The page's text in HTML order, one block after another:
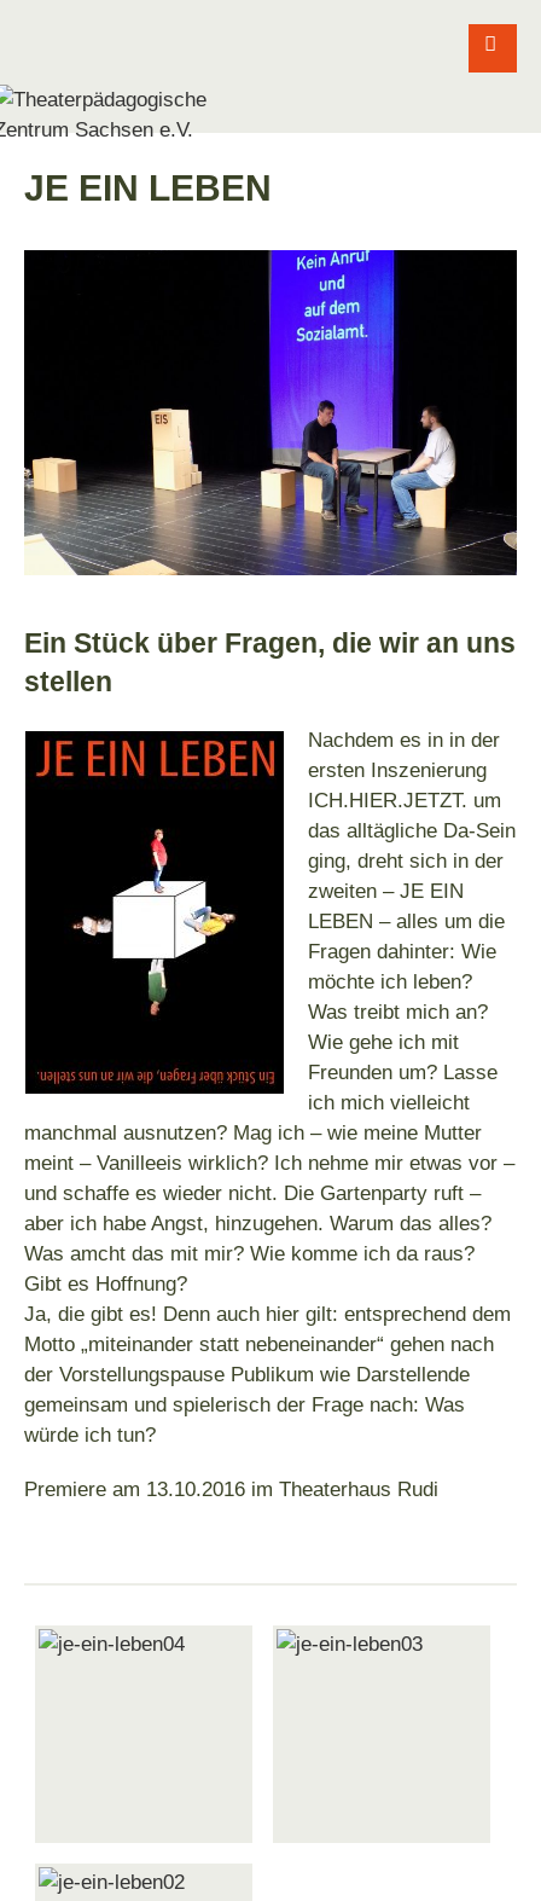
JE EIN LEBEN
Ein Stück über Fragen, die wir an uns
stellen
Nachdem es in in der
ersten Inszenierung
ICH.HIER.JETZT. um
das alltägliche Da-Sein
ging, dreht sich in der
zweiten – JE EIN
LEBEN – alles um die
Fragen dahinter: Wie
möchte ich leben?
Was treibt mich an?
Wie gehe ich mit
Freunden um? Lasse
ich mich vielleicht
manchmal ausnutzen? Mag ich – wie meine Mutter
meint – Vanilleeis wirklich? Ich nehme mir etwas vor –
und schaffe es wieder nicht. Die Gartenparty ruft –
aber ich habe Angst, hinzugehen. Warum das alles?
Was amcht das mit mir? Wie komme ich da raus?
Gibt es Hoffnung?
Ja, die gibt es! Denn auch hier gilt: entsprechend dem
Motto „miteinander statt nebeneinander“ gehen nach
der Vorstellungspause Publikum wie Darstellende
gemeinsam und spielerisch der Frage nach: Was
würde ich tun?
Premiere am 13.10.2016 im Theaterhaus Rudi